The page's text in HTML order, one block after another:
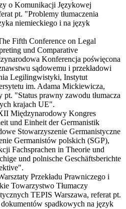
o Komunikacji Językowej
pt. "Problemy tłumaczenia
niemieckiego i na język
Fifth Conference on Legal
und Comparative
Konferencja poświęcona
sądowemu i przekładowi
Legilingwistyki, Instytut
im. Adama Mickiewicza,
pt. "Status prawny zawodu tłumacza
krajach UE".
Międzynarodowy Kongres
und Einheit der Germanistik
Stowarzyszenie Germanistyczne
Germanistów polskich (SGP),
Fachsprachen in Theorie und
und polnische Geschäftsberichte
Przekładu Prawniczego i
Towarzystwo Tłumaczy
TEPIS Warszawa, referat pt.
spadkowych na język